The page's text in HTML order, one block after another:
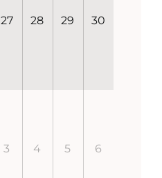
27 28 29 30
3 4 5 6